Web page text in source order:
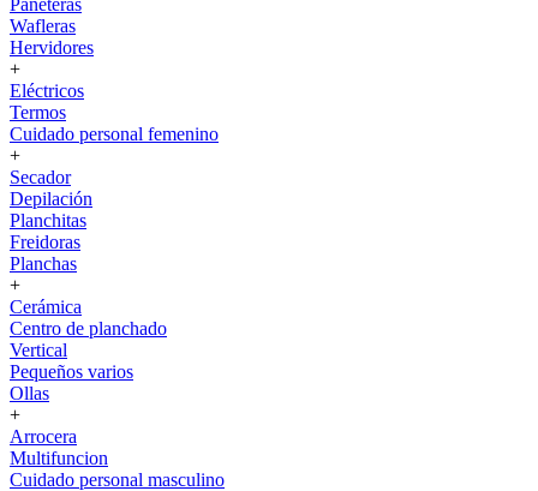
Paneteras
Wafleras
Hervidores
+
Eléctricos
Termos
Cuidado personal femenino
+
Secador
Depilación
Planchitas
Freidoras
Planchas
+
Cerámica
Centro de planchado
Vertical
Pequeños varios
Ollas
+
Arrocera
Multifuncion
Cuidado personal masculino